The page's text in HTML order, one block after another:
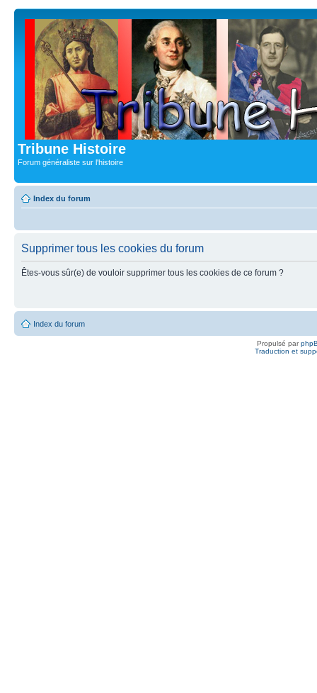
Tribune Histoire
Forum généraliste sur l'histoire
Index du forum
Supprimer tous les cookies du forum
Êtes-vous sûr(e) de vouloir supprimer tous les cookies de ce forum ?
Index du forum
Propulsé par
Traduction et